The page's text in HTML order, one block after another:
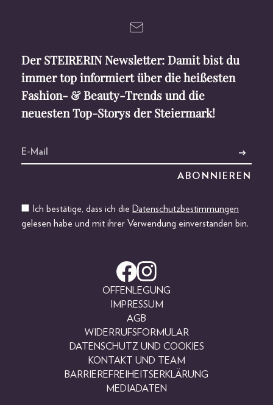
Der STEIRERIN Newsletter: Damit bist du
immer top informiert über die heißesten
Fashion- & Beauty-Trends und die
neuesten Top-Storys der Steiermark!
Ich bestätige, dass ich die Datenschutzbestimmungen
gelesen habe und mit ihrer Verwendung einverstanden bin.
OFFENLEGUNG
IMPRESSUM
AGB
WIDERRUFSFORMULAR
DATENSCHUTZ UND COOKIES
KONTAKT UND TEAM
BARRIEREFREIHEITSERKLÄRUNG
MEDIADATEN